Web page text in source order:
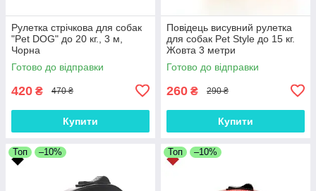
Рулетка стрічкова для собак
"Pet DOG" до 20 кг., 3 м,
Чорна
Готово до відправки
420 ₴ 470 ₴
Купити
Повідець висувний рулетка
для собак Pet Style до 15 кг.
Жовта 3 метри
Готово до відправки
260 ₴ 290 ₴
Купити
Топ –10% Топ –10%